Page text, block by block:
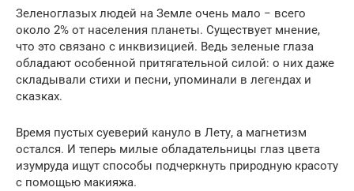
Зеленоглазых людей на Земле очень мало − всего
около 2% от населения планеты. Существует мнение,
что это связано с инквизицией. Ведь зеленые глаза
обладают особенной притягательной силой: о них даже
складывали стихи и песни, упоминали в легендах и
сказках.
Время пустых суеверий кануло в Лету, а магнетизм
остался. И теперь милые обладательницы глаз цвета
изумруда ищут способы подчеркнуть природную красоту
с помощью макияжа.